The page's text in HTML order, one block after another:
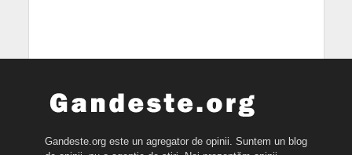
Gandeste.org este un agregator de opinii. Suntem un blog